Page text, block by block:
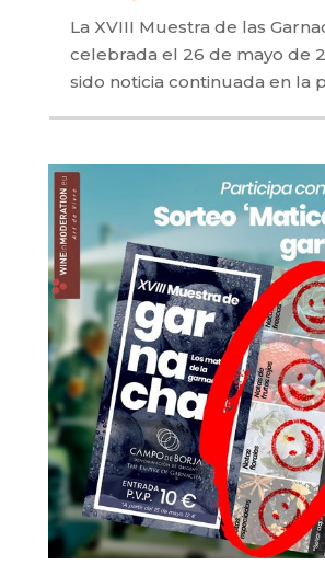
La XVIII Muestra de las
celebrada el 26 de mayo de
sido noticia continuada en la